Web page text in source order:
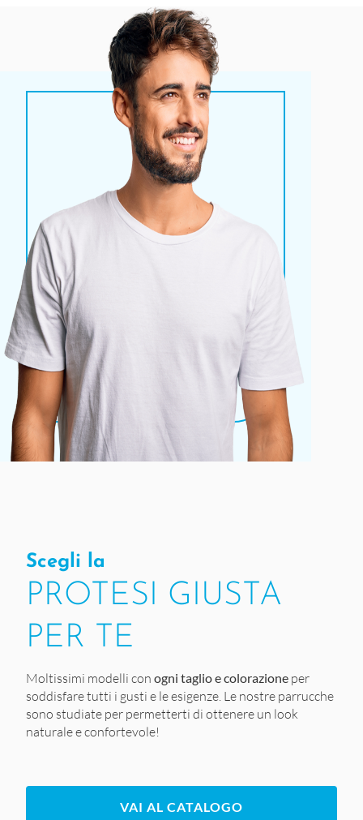
Scegli la
PROTESI GIUSTA
PER TE
Moltissimi modelli con ogni taglio e colorazione per
soddisfare tutti i gusti e le esigenze. Le nostre parrucche
sono studiate per permetterti di ottenere un look
naturale e confortevole!
VAI AL CATALOGO